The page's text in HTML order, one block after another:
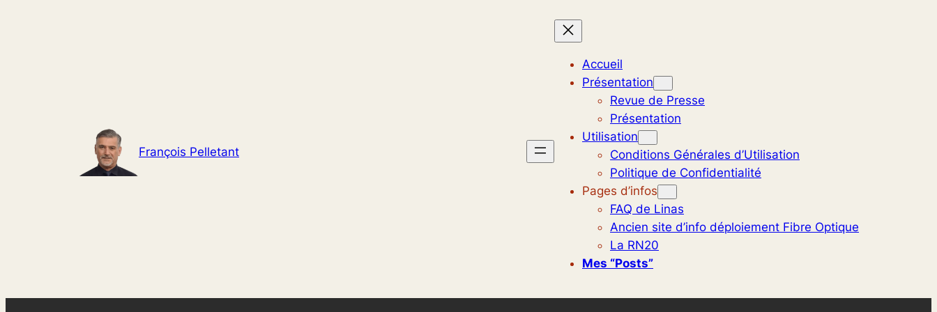
François Pelletant
Accueil
Présentation
Revue de Presse
Présentation
Utilisation
Conditions Générales d’Utilisation
Politique de Confidentialité
Pages d’infos
FAQ de Linas
Ancien site d’info déploiement Fibre Optique
La RN20
Mes “posts”